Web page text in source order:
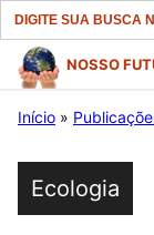
Search
for:
Pular
para
conteúdo
NOSSO
Início »
Ecologia